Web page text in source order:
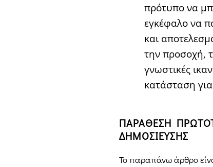
πρότυπο να
εγκέφαλο να
και
την προσοχή,
γνωστικές
κατάσταση
ΠΑΡΑΘΕΣΗ
ΔΗΜΟΣΙΕΥΣΗΣ
Το παραπάνω άρθρο